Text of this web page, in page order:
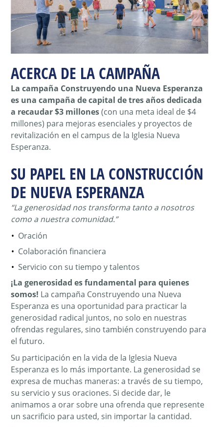
ACERCA DE LA CAMPAÑA
La campaña Construyendo una Nueva Esperanza
es una campaña de capital de tres años dedicada
a recaudar $3 millones(con una meta ideal de $4
millones) para mejoras esenciales y proyectos de
revitalización en el campus de la Iglesia Nueva
Esperanza.
SU PAPEL EN LA CONSTRUCCIÓN
DE NUEVA ESPERANZA
“La generosidad nos transforma tanto a nosotros
como a nuestra comunidad.”
Oración
Colaboración financiera
Servicio con su tiempo y talentos
¡La generosidad es fundamental para quienes
somos! La campaña Construyendo una Nueva
Esperanza es una oportunidad para practicar la
generosidad radical juntos, no solo en nuestras
ofrendas regulares, sino también construyendo para
el futuro.
Su participación en la vida de la Iglesia Nueva
Esperanza es lo más importante. La generosidad se
expresa de muchas maneras: a través de su tiempo,
su servicio y sus oraciones. Si decide dar, le
animamos a orar sobre una ofrenda que represente
un sacrificio para usted, sin importar la cantidad.